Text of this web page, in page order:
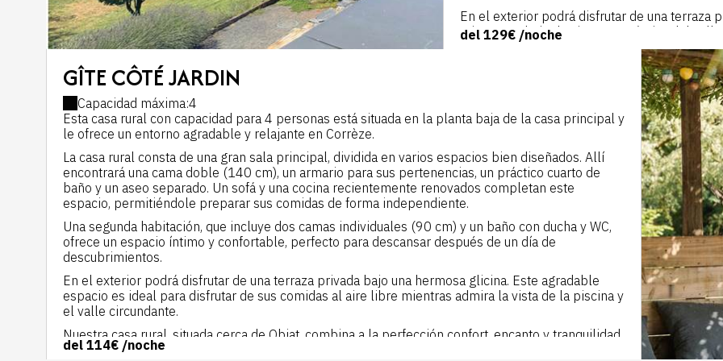
En el exterior podrá disfrutar de una terraza
mientras admira la vista panorámica del
saborear la belleza del paisaje.
del 129€ /noche
GÎTE CÔTÉ JARDIN
Capacidad máxima:4
Esta casa rural con capacidad para 4 personas está situada en la planta baja de la casa principal y
le ofrece un entorno agradable y relajante en Corrèze.
La casa rural consta de una gran sala principal, dividida en varios espacios bien diseñados. Allí
encontrará una cama doble (140 cm), un armario para sus pertenencias, un práctico cuarto de
baño y un aseo separado. Un sofá y una cocina recientemente renovados completan este
espacio, permitiéndole preparar sus comidas de forma independiente.
Una segunda habitación, que incluye dos camas individuales (90 cm) y un baño con ducha y WC,
ofrece un espacio íntimo y confortable, perfecto para descansar después de un día de
descubrimientos.
En el exterior podrá disfrutar de una terraza privada bajo una hermosa glicina. Este agradable
espacio es ideal para disfrutar de sus comidas al aire libre mientras admira la vista de la piscina y
el valle circundante.
Nuestra casa rural, situada cerca de Objat, combina a la perfección confort, encanto y tranquilidad,
lo que la convierte en la elección perfecta para una estancia en Corrèze. Reserva ahora para
del 114€ /noche